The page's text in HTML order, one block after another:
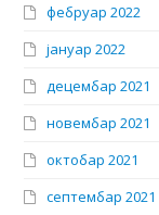
фебруар 2022
јануар 2022
децембар 2021
новембар 2021
октобар 2021
септембар 2021